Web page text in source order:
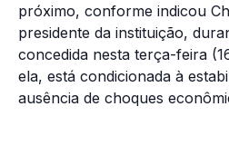
próximo, conforme indicou
presidente da instituição,
concedida nesta terça-feira
ela, está condicionada à
ausência de choques